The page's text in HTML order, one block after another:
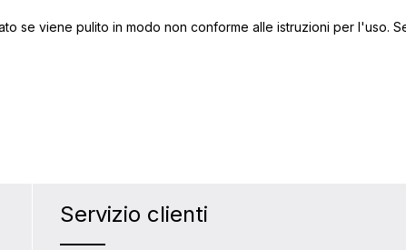
se viene pulito in modo non conforme alle istruzioni per l'uso.
Servizio clienti